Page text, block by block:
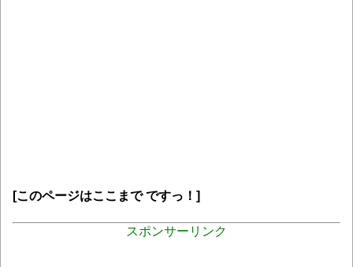
[このページはここまで ですっ！]
スポンサーリンク